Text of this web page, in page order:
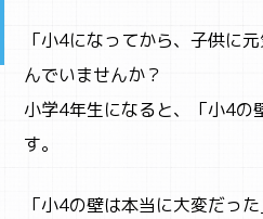
「小4になってから、子供に
んでいませんか？
小学4年生になると、「小4の
す。
「小4の壁は本当に大変だっ